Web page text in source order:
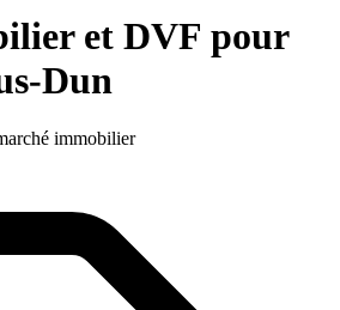
et DVF pour
Dun
immobilier